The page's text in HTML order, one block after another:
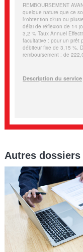
Autres dossiers